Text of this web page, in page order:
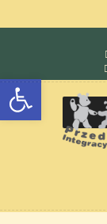
Otwórz pasek narzędzi